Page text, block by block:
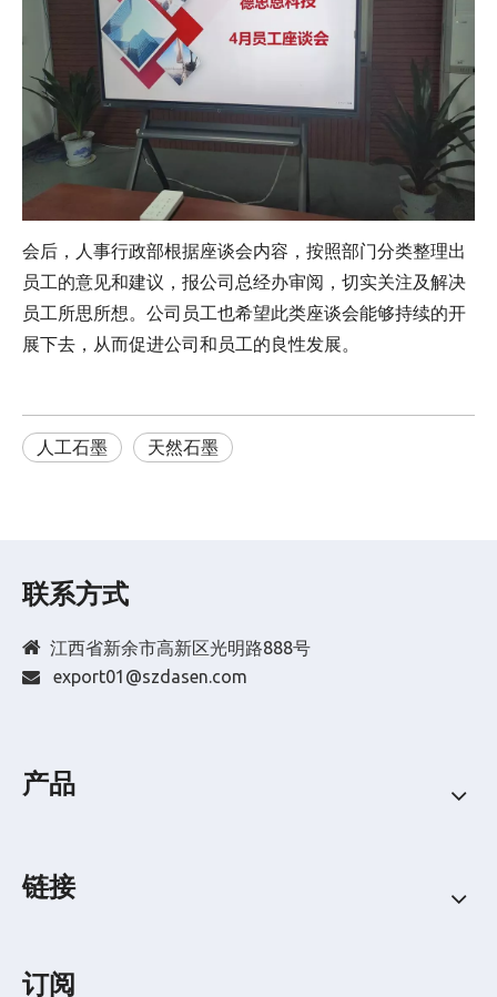
会后，人事行政部根据座谈会内容，按照部门分类整理出
员工的意见和建议，报公司总经办审阅，切实关注及解决
员工所思所想。公司员工也希望此类座谈会能够持续的开
展下去，从而促进公司和员工的良性发展。
人工石墨 天然石墨
联系方式
 江西省新余市高新区光明路888号
 export01@szdasen.com
产品
链接
订阅